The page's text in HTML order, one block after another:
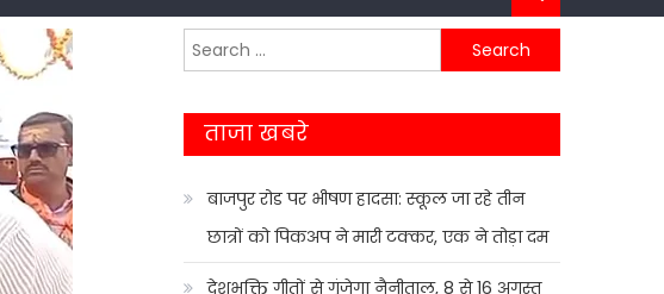
Search
for:
ताजा खबरे
बाजपुर रोड पर भीषण हादसा: स्कूल जा रहे तीन
छात्रों को पिकअप ने मारी टक्कर, एक ने तोड़ा दम
देशभक्ति गीतों से गूंजेगा नैनीताल, 8 से 16 अगस्त